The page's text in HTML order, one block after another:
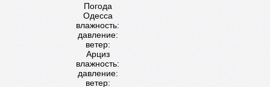
Погода
Одесса
влажность:
давление:
ветер:
Арциз
влажность:
давление:
ветер: